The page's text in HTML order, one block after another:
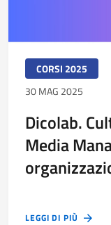
CORSI 2025
30 MAG 2025
Dicolab.
Media
LEGGI DI PIÙ